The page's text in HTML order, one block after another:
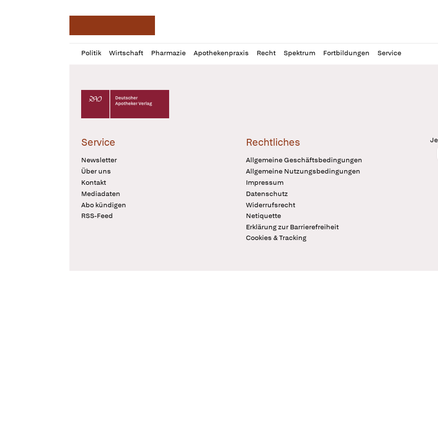
Politik Wirtschaft Pharmazie Apothekenpraxis Recht Spektrum Fortbildungen Service
Profil
öffnen
Daz
Pur
Deutscher Apotheker Verlag Logo
Service
Newsletter
Über uns
Kontakt
Mediadaten
Abo kündigen
RSS-Feed
Rechtliches
Allgemeine Geschäftsbedingungen
Allgemeine Nutzungsbedingungen
Impressum
Datenschutz
Widerrufsrecht
Netiquette
Erklärung zur Barrierefreiheit
Cookies & Tracking